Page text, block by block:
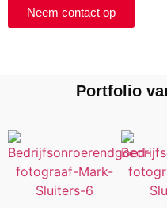
Neem contact op
Portfolio